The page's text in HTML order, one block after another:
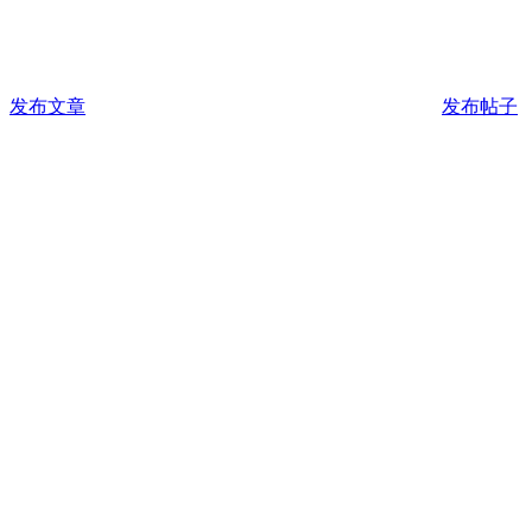
发布文章 发布帖子